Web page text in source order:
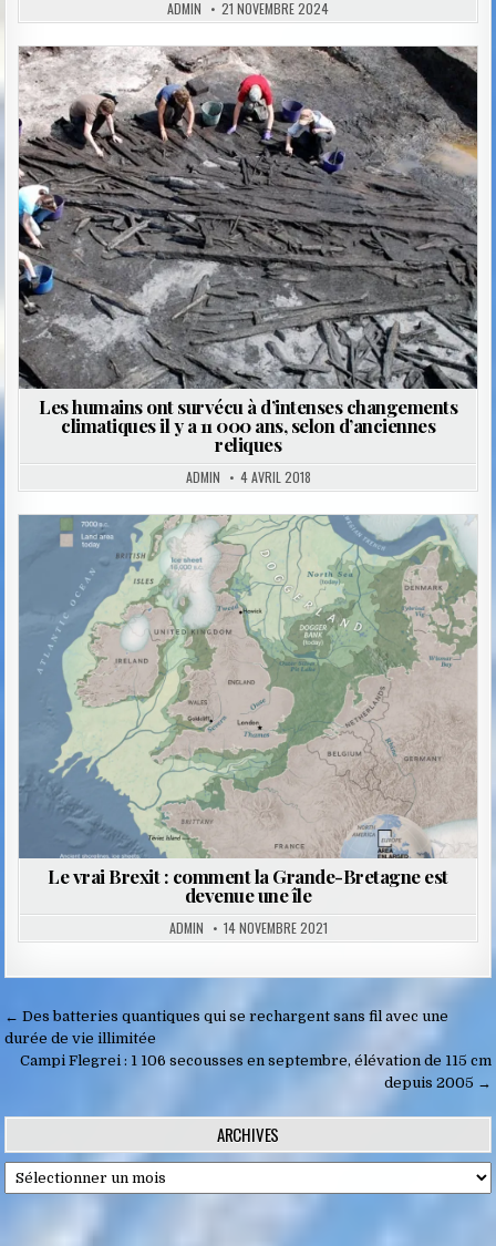
ADMIN 21 NOVEMBRE 2024
Posted
in
Les humains ont survécu à d’intenses changements
climatiques il y a 11 000 ans, selon d’anciennes
reliques
ADMIN 4 AVRIL 2018
Posted
in
Le vrai Brexit : comment la Grande-Bretagne est
devenue une île
ADMIN 14 NOVEMBRE 2021
Navigation
de
l’article
← Des batteries quantiques qui se rechargent sans fil avec une
durée de vie illimitée
Campi Flegrei : 1 106 secousses en septembre, élévation de 115 cm
depuis 2005 →
ARCHIVES
Archives